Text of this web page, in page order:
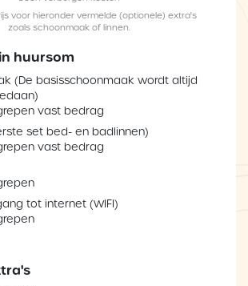
voor hieronder vermelde (optionele) extra's
zoals schoonmaak of linnen.
huursom
(De basisschoonmaak wordt altijd
vast bedrag
set bed- en badlinnen)
vast bedrag
tot internet (WIFI)